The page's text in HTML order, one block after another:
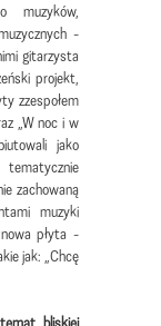
muzyków,
-
gitarzysta
projekt,
zzespołem
„W noc i w
jako
zachowaną
muzyki
płyta -
jak: „Chcę